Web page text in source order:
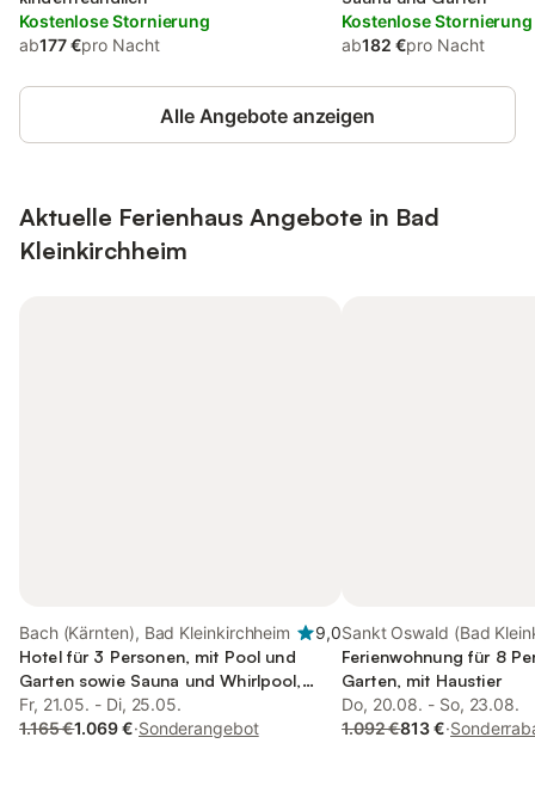
Kostenlose Stornierung
ab177 €pro Nacht
Kostenlose Stornierung
ab182 €pro Nacht
Alle Angebote anzeigen
Aktuelle Ferienhaus Angebote in Bad
Kleinkirchheim
Bach (Kärnten), Bad Kleinkirchheim
9,0
Hotel für 3 Personen, mit Pool und
Garten sowie Sauna und Whirlpool,
kinderfreundlich
Fr, 21.05. - Di, 25.05.
1.165 €1.069 €·Sonderangebot
Sankt Oswald (Bad
Bad Kleinkirchheim
Ferienwohnung für 8
Garten, mit Haustier
Do, 20.08. - So, 23.08.
1.092 €813 €·